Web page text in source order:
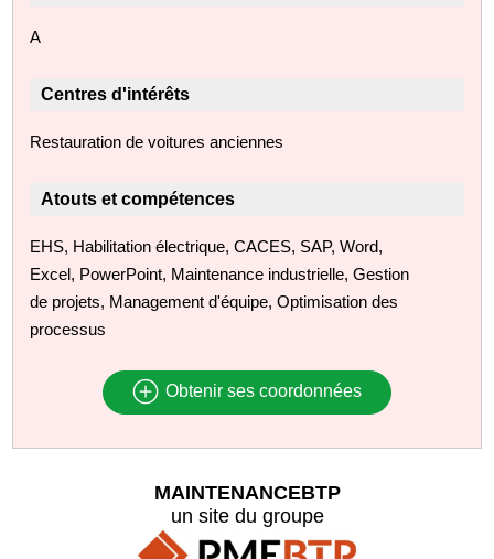
A
Centres d'intérêts
Restauration de voitures anciennes
Atouts et compétences
EHS, Habilitation électrique, CACES, SAP, Word,
Excel, PowerPoint, Maintenance industrielle, Gestion
de projets, Management d'équipe, Optimisation des
processus
Obtenir ses coordonnées
MAINTENANCEBTP
un site du groupe